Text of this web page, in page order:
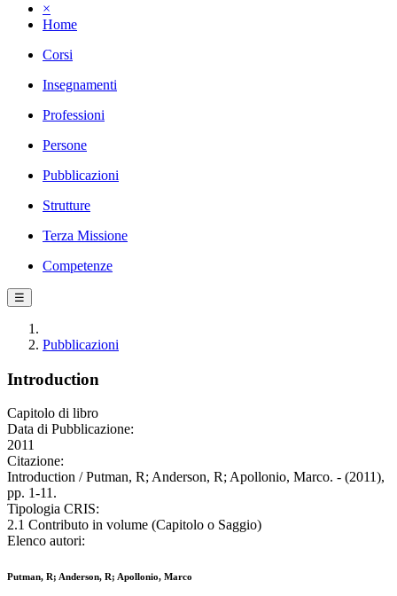
×
Home
Corsi
Insegnamenti
Professioni
Persone
Pubblicazioni
Strutture
Terza Missione
Competenze
☰
Pubblicazioni
Introduction
Capitolo di libro
Data di Pubblicazione:
2011
Citazione:
Introduction / Putman, R; Anderson, R; Apollonio, Marco. - (2011),
pp. 1-11.
Tipologia CRIS:
2.1 Contributo in volume (Capitolo o Saggio)
Elenco autori:
Putman, R; Anderson, R; Apollonio, Marco